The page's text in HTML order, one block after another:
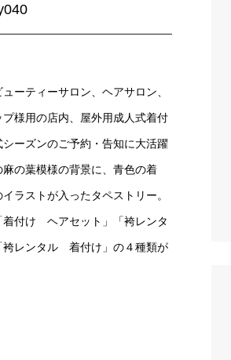
ーティーサロン、ヘアサロン、
様用の店内、屋外用成人式着付
ーズンのご予約・告知に大活躍
の葉模様の背景に、青色の着
ラストが入ったタペストリー。
着付け ヘアセット」「袴レンタ
レンタル 着付け」の４種類が